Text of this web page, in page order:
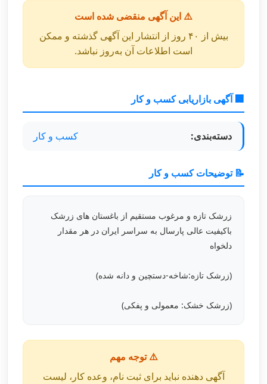
⚠️ این آگهی منقضی شده است
بیش از ۴۰ روز از انتشار این آگهی گذشته و ممکن
است اطلاعات آن به‌روز نباشد.
🏢 آگهی بازاریابی کسب و کار
دسته‌بندی: کسب و کار
📝 توضیحات کسب و کار
زرشک تازه و مرغوب مستقیم از باغستان های زرشک
باکیفیت عالی پارسال به سراسر ایران در هر مقدار
دلخواه
(زرشک تازه:شاخه-دستچین و دانه شده)
(زرشک خشک: معمولی و پفکی)
⚠️ توجه مهم
آگهی دهنده نباید برای ثبت نام، وعده کار، لیست